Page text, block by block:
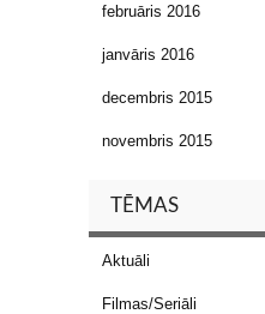
februāris 2016
janvāris 2016
decembris 2015
novembris 2015
TĒMAS
Aktuāli
Filmas/Seriāli